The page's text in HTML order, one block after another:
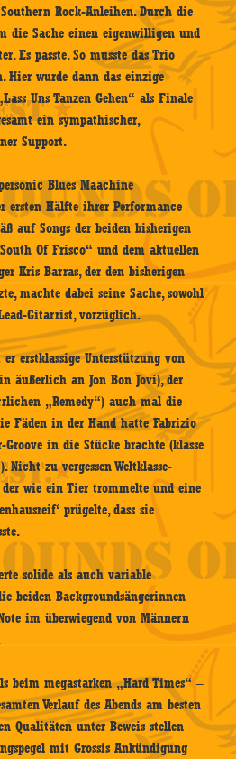
Rock-Anleihen. Durch die
die Sache einen eigenwilligen und
Es passte. So musste das Trio
Hier wurde dann das einzige
Uns Tanzen Gehen“ als Finale
ein sympathischer,
Support.
Blues Maachine
ersten Hälfte ihrer Performance
auf Songs der beiden bisherigen
Of Frisco“ und dem aktuellen
Kris Barras, der den bisherigen
machte dabei seine Sache, sowohl
Gitarrist, vorzüglich.
erstklassige Unterstützung von
äußerlich an Jon Bon Jovi), der
„Remedy“) auch mal die
Fäden in der Hand hatte Fabrizio
Groove in die Stücke brachte (klasse
Nicht zu vergessen Weltklasse-
wie ein Tier trommelte und eine
prügelte, dass sie
solide als auch variable
beiden Backgroundsängerinnen
im überwiegend von Männern
beim megastarken „Hard Times“ –
Verlauf des Abends am besten
Qualitäten unter Beweis stellen
mit Grossis Ankündigung